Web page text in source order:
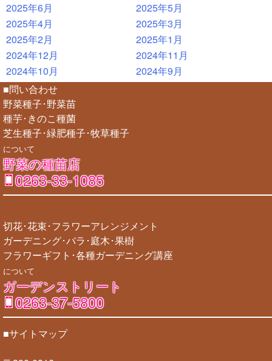
2025年6月
2025年5月
2025年4月
2025年3月
2025年2月
2025年1月
2024年12月
2024年11月
2024年10月
2024年9月
■問い合わせ
野菜種子･野菜苗
種芋･きのこ種菌
芝生種子･緑肥種子･牧草種子
について
野菜の種苗店
0263-33-1085
切花･花束･フラワーアレンジメント
ガーデニング･バラ･庭木･果樹
フラワーギフト･各種ガーデニング講座
について
ガーデンストリート
0263-37-5800
■サイトマップ